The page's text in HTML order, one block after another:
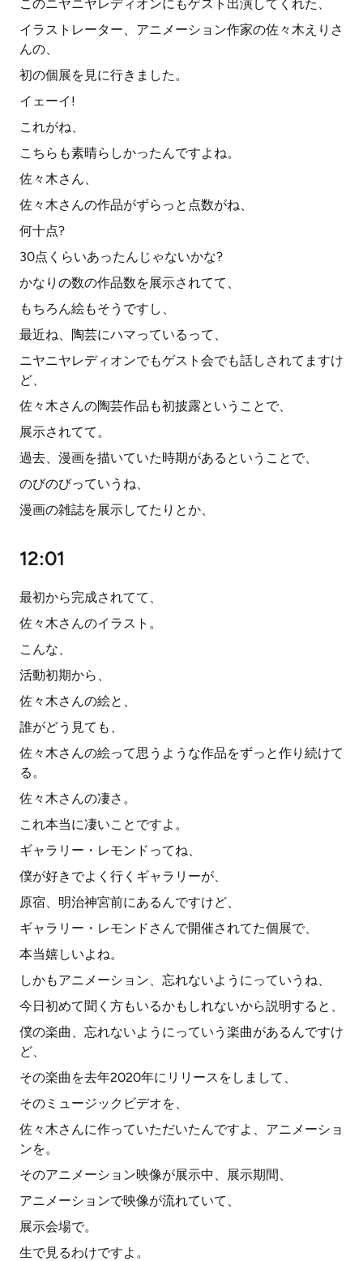
このニヤニヤレディオンにもゲスト出演してくれた、
イラストレーター、アニメーション作家の佐々木えりさ
んの、
初の個展を見に行きました。
イェーイ!
これがね、
こちらも素晴らしかったんですよね。
佐々木さん、
佐々木さんの作品がずらっと点数がね、
何十点?
30点くらいあったんじゃないかな?
かなりの数の作品数を展示されてて、
もちろん絵もそうですし、
最近ね、陶芸にハマっているって、
ニヤニヤレディオンでもゲスト会でも話しされてますけ
ど、
佐々木さんの陶芸作品も初披露ということで、
展示されてて。
過去、漫画を描いていた時期があるということで、
のびのびっていうね、
漫画の雑誌を展示してたりとか、
12:01
最初から完成されてて、
佐々木さんのイラスト。
こんな、
活動初期から、
佐々木さんの絵と、
誰がどう見ても、
佐々木さんの絵って思うような作品をずっと作り続けて
る。
佐々木さんの凄さ。
これ本当に凄いことですよ。
ギャラリー・レモンドってね、
僕が好きでよく行くギャラリーが、
原宿、明治神宮前にあるんですけど、
ギャラリー・レモンドさんで開催されてた個展で、
本当嬉しいよね。
しかもアニメーション、忘れないようにっていうね、
今日初めて聞く方もいるかもしれないから説明すると、
僕の楽曲、忘れないようにっていう楽曲があるんですけ
ど、
その楽曲を去年2020年にリリースをしまして、
そのミュージックビデオを、
佐々木さんに作っていただいたんですよ、アニメーショ
ンを。
そのアニメーション映像が展示中、展示期間、
アニメーションで映像が流れていて、
展示会場で。
生で見るわけですよ。